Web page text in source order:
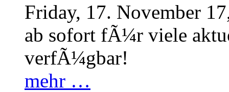
Friday, 17. November
ab sofort fÃ¼r viele
verfÃ¼gbar!
mehr …